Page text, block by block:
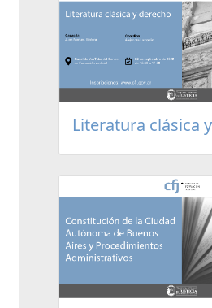
Literatura clásica